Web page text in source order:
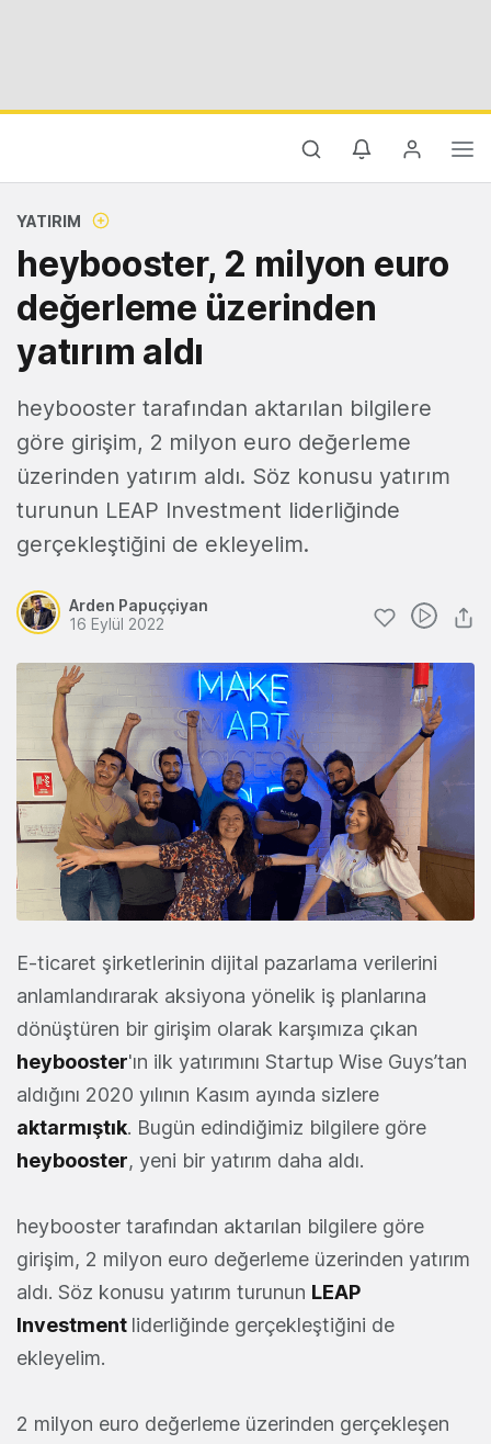
YATIRIM
heybooster, 2 milyon euro
değerleme üzerinden
yatırım aldı
heybooster tarafından aktarılan bilgilere
göre girişim, 2 milyon euro değerleme
üzerinden yatırım aldı. Söz konusu yatırım
turunun LEAP Investment liderliğinde
gerçekleştiğini de ekleyelim.
Arden Papuççiyan
16 Eylül 2022
E-ticaret şirketlerinin dijital pazarlama verilerini
anlamlandırarak aksiyona yönelik iş planlarına
dönüştüren bir girişim olarak karşımıza çıkan
heybooster'ın ilk yatırımını Startup Wise Guys’tan
aldığını 2020 yılının Kasım ayında sizlere
aktarmıştık. Bugün edindiğimiz bilgilere göre
heybooster, yeni bir yatırım daha aldı.
heybooster tarafından aktarılan bilgilere göre
girişim, 2 milyon euro değerleme üzerinden yatırım
aldı. Söz konusu yatırım turunun LEAP
Investment liderliğinde gerçekleştiğini de
ekleyelim.
2 milyon euro değerleme üzerinden gerçekleşen